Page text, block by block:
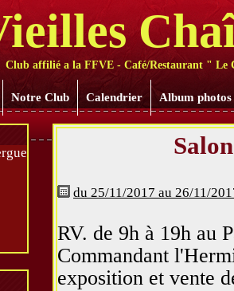
Club affilié a la FFVE - Café/Restaurant " Le
Notre Club Calendrier Album photos
du 25/11/2017 au 26/11/
RV. de 9h à 19h au
Commandant
exposition et vente